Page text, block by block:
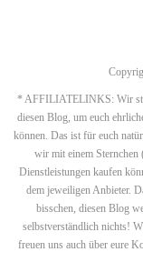
* AFFILIATELINKS: Wir
diesen Blog, um euch
können. Das ist für euch
wir mit einem Sternchen
Dienstleistungen kaufen
dem jeweiligen Anbieter.
bisschen, diesen Blog
selbstverständlich nichts!
freuen uns auch über eure